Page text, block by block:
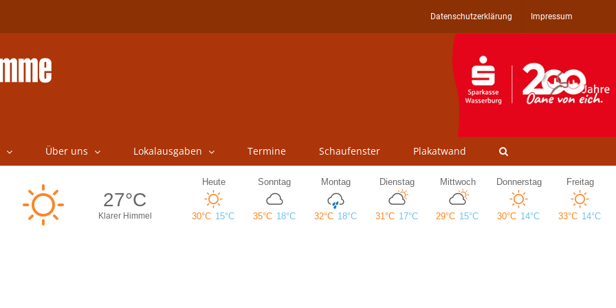
Datenschutzerklärung Impressum
Über uns Lokalausgaben Termine Schaufenster Plakatwand